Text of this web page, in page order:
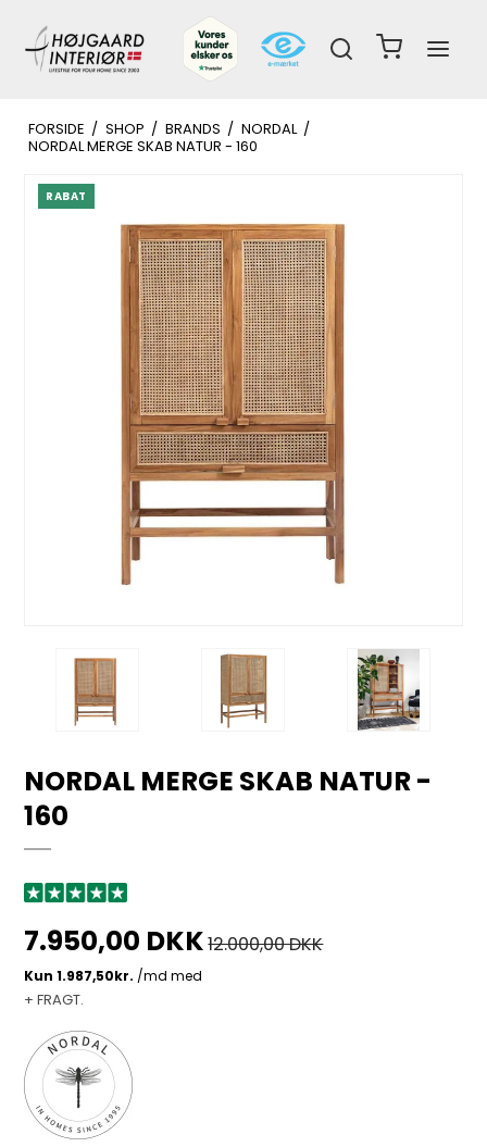
FORSIDE / SHOP / BRANDS / NORDAL /
NORDAL MERGE SKAB NATUR - 160
RABAT
NORDAL MERGE SKAB NATUR -
160
7.950,00 DKK12.000,00 DKK
+ FRAGT.